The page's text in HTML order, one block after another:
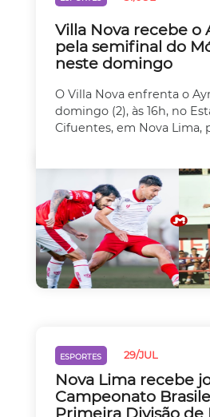
Villa Nova recebe o
pela semifinal do
neste domingo
O Villa Nova enfrenta o
domingo (2), às 16h, no
Cifuentes, em Nova Lima,
ESPORTES 29/JUL
Nova Lima recebe
Campeonato
Primeira Divisão